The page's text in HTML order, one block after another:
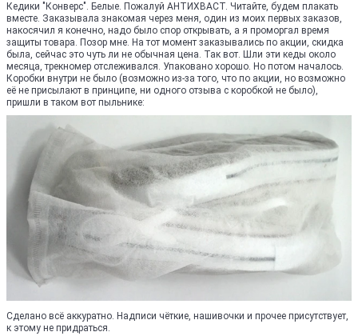
Кедики "Конверс". Белые. Пожалуй АНТИХВАСТ. Читайте, будем плакать
вместе. Заказывала знакомая через меня, один из моих первых заказов,
накосячил я конечно, надо было спор открывать, а я проморгал время
защиты товара. Позор мне. На тот момент заказывались по акции, скидка
была, сейчас это чуть ли не обычная цена. Так вот. Шли эти кеды около
месяца, трекномер отслеживался. Упаковано хорошо. Но потом началось.
Коробки внутри не было (возможно из-за того, что по акции, но возможно
её не присылают в принципе, ни одного отзыва с коробкой не было),
пришли в таком вот пыльнике:
Сделано всё аккуратно. Надписи чёткие, нашивочки и прочее присутствует,
к этому не придраться.